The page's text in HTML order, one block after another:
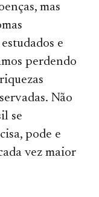
mas
e
perdendo
Não
se
pode e
vez maior